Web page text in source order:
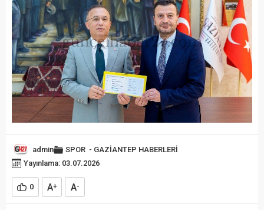
admin SPOR - GAZİANTEP HABERLERİ
Yayınlama: 03.07.2026
0 A+ A-